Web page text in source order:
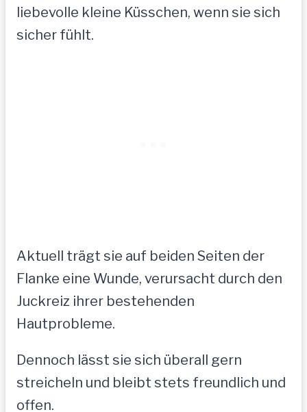
liebevolle kleine Küsschen, wenn sie sich
sicher fühlt.
Aktuell trägt sie auf beiden Seiten der
Flanke eine Wunde, verursacht durch den
Juckreiz ihrer bestehenden
Hautprobleme.
Dennoch lässt sie sich überall gern
streicheln und bleibt stets freundlich und
offen.